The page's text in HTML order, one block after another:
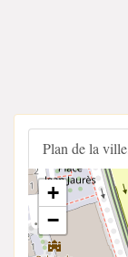
Plan de la
+
−